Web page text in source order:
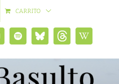
CARRITO
SpotifyBluesky
social
ThreadsWikipedia